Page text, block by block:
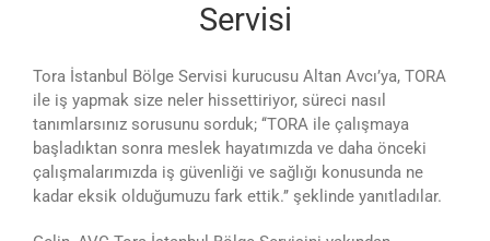
Servisi
Tora İstanbul Bölge Servisi kurucusu Altan Avcı’ya, TORA
ile iş yapmak size neler hissettiriyor, süreci nasıl
tanımlarsınız sorusunu sorduk; ‘‘TORA ile çalışmaya
başladıktan sonra meslek hayatımızda ve daha önceki
çalışmalarımızda iş güvenliği ve sağlığı konusunda ne
kadar eksik olduğumuzu fark ettik.’’ şeklinde yanıtladılar.